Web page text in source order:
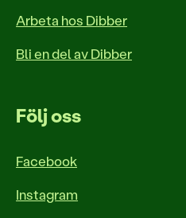
Arbeta hos Dibber
Bli en del av Dibber
Följ oss
Facebook
Instagram